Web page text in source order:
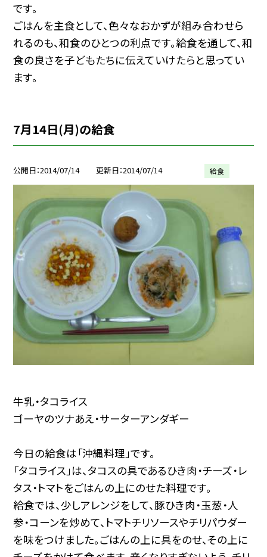
です。
ごはんを主食として、色々なおかずが組み合わせら
れるのも、和食のひとつの利点です。給食を通して、和
食の良さを子どもたちに伝えていけたらと思ってい
ます。
7月14日(月)の給食
公開日 2014/07/14 更新日 2014/07/14 給食
牛乳・タコライス
ゴーヤのツナあえ・サーターアンダギー
今日の給食は「沖縄料理」です。
「タコライス」は、タコスの具であるひき肉・チーズ・レ
タス・トマトをごはんの上にのせた料理です。
給食では、少しアレンジをして、豚ひき肉・玉葱・人
参・コーンを炒めて、トマトチリソースやチリパウダー
を味をつけました。ごはんの上に具をのせ、その上に